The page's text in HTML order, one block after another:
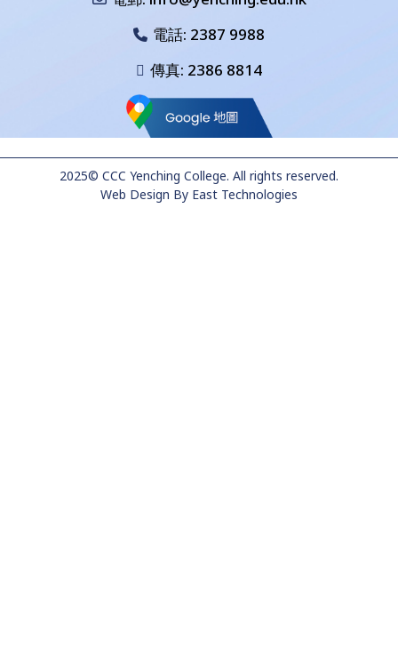
電話: 2387 9988
傳真: 2386 8814
2025© CCC Yenching College. All rights reserved.
Web Design By East Technologies